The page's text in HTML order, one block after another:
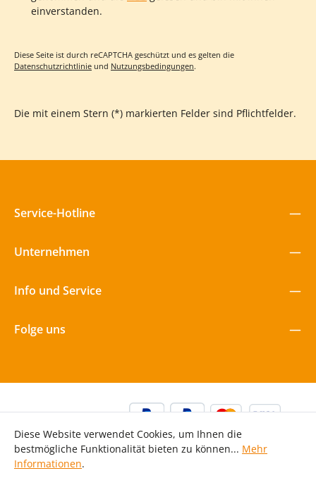
einverstanden.
Diese Seite ist durch reCAPTCHA geschützt und es gelten die
Datenschutzrichtlinie und Nutzungsbedingungen.
Die mit einem Stern (*) markierten Felder sind Pflichtfelder.
Service-Hotline
Unternehmen
Info und Service
Folge uns
Diese Website verwendet Cookies, um Ihnen die
bestmögliche Funktionalität bieten zu können... Mehr
Informationen.